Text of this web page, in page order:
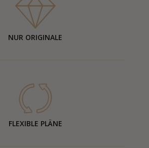
NUR ORIGINALE
FLEXIBLE PLÄNE